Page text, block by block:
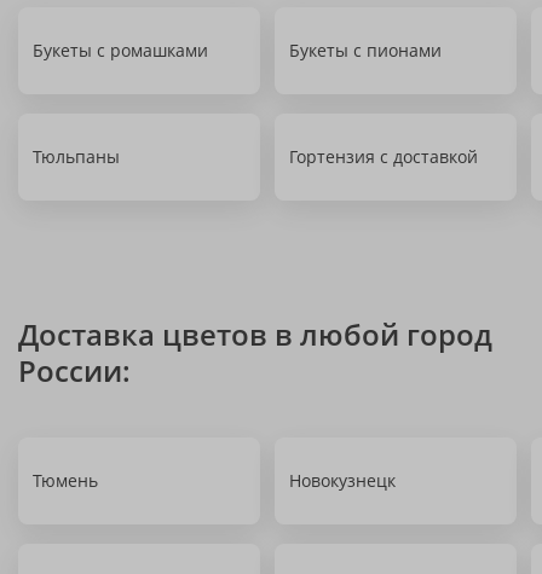
Букеты с ромашками Букеты с пионами
Тюльпаны Гортензия с доставкой
Доставка цветов в любой город
России:
Тюмень Новокузнецк